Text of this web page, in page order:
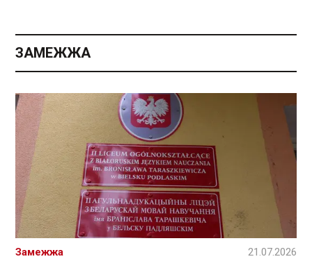
ЗАМЕЖЖА
Замежжа 21.07.2026